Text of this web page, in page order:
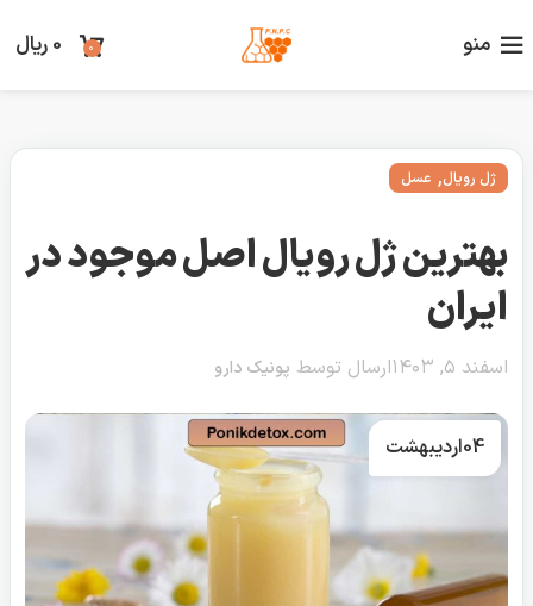
منو 0
0ریال
ژل رویال, عسل
بهترین ژل رویال اصل موجود در
ایران
اسفند ۵, ۱۴۰۳ ارسال توسط پونیک دارو
04اردیبهشت